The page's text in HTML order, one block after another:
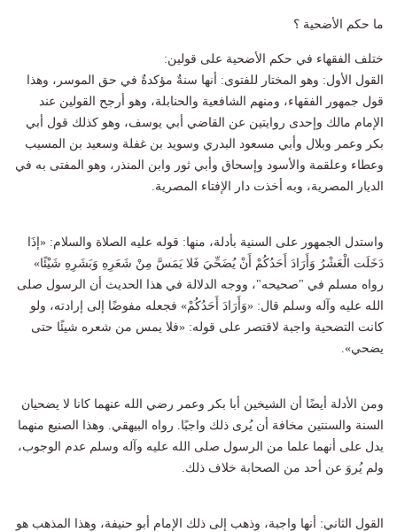
ما حكم الأضحية ؟
ختلف الفقهاء في حكم الأضحية على قولين:
القول الأول: وهو المختار للفتوى: أنها سنةٌ مؤكدةٌ في حق الموسر، وهذا
قول جمهور الفقهاء، ومنهم الشافعية والحنابلة، وهو أرجح القولين عند
الإمام مالك وإحدى روايتين عن القاضي أبي يوسف، وهو كذلك قول أبي
بكر وعمر وبلال وأبي مسعود البدري وسويد بن غفلة وسعيد بن المسيب
وعطاء وعلقمة والأسود وإسحاق وأبي ثور وابن المنذر، وهو المفتى به في
الديار المصرية، وبه أخذت دار الإفتاء المصرية.
واستدل الجمهور على السنية بأدلة، منها: قوله عليه الصلاة والسلام: «إذَا
دَخَلَت الْعَشْرُ وَأَرَادَ أَحَدُكُمْ أَنْ يُضَحِّيَ فَلا يَمَسَّ مِنْ شَعَرِهِ وَبَشَرِهِ شَيْئًا»
رواه مسلم في "صحيحه"، ووجه الدلالة في هذا الحديث أن الرسول صلى
الله عليه وآله وسلم قال: «وَأَرَادَ أَحَدُكُمْ» فجعله مفوضًا إلى إرادته، ولو
كانت التضحية واجبة لاقتصر على قوله: «فلا يمس من شعره شيئًا حتى
يضحي».
ومن الأدلة أيضًا أن الشيخين أبا بكر وعمر رضي الله عنهما كانا لا يضحيان
السنة والسنتين مخافة أن يُرى ذلك واجبًا. رواه البيهقي. وهذا الصنيع منهما
يدل على أنهما علما من الرسول صلى الله عليه وآله وسلم عدم الوجوب،
ولم يُروَ عن أحد من الصحابة خلاف ذلك.
القول الثاني: أنها واجبة، وذهب إلى ذلك الإمام أبو حنيفة، وهذا المذهب هو